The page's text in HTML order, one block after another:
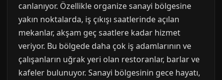
canlanıyor. Özellikle organize sanayi bölgesine
yakın noktalarda, iş çıkışı saatlerinde açılan
mekanlar, akşam geç saatlere kadar hizmet
veriyor. Bu bölgede daha çok iş adamlarının ve
çalışanların uğrak yeri olan restoranlar, barlar ve
kafeler bulunuyor. Sanayi bölgesinin gece hayatı,